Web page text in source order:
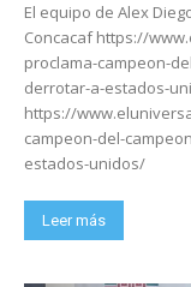
El equipo de Alex
Concacaf https://
proclama-campeon-
derrotar-a-estados-unidos/ Vía
https://
campeon-del-
estados-unidos/
Leer más